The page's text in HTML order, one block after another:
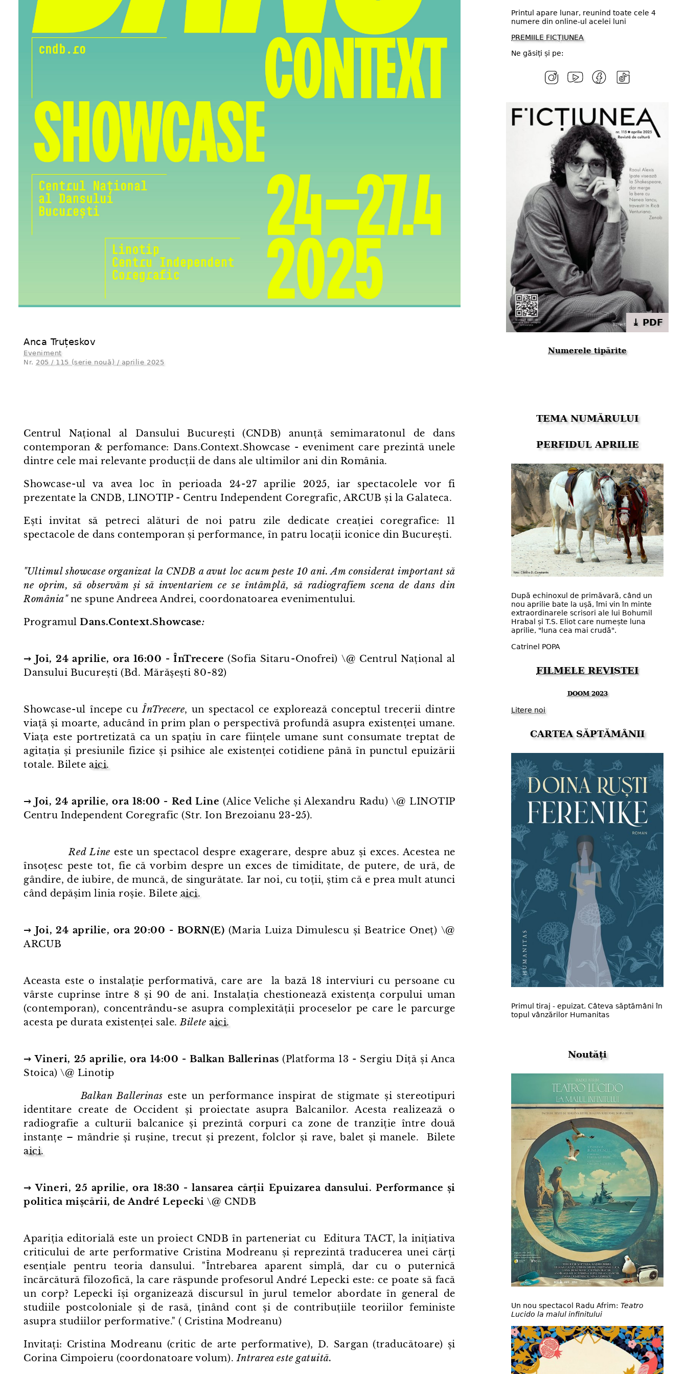
Anca Truțeskov
Eveniment
Nr. 205 / 115 (serie nouă) / aprilie 2025
Centrul Național al Dansului București (CNDB) anunță semimaratonul de dans
contemporan & perfomance: Dans.Context.Showcase - eveniment care prezintă unele
dintre cele mai relevante producții de dans ale ultimilor ani din România.
Showcase⁠-⁠ul va avea loc în perioada 24⁠-⁠27 aprilie 2025, iar spectacolele vor fi
prezentate la CNDB, LINOTIP - Centru Independent Coregrafic, ARCUB și la Galateca.
Ești invitat să petreci alături de noi patru zile dedicate creației coregrafice: 11
spectacole de dans contemporan și performance, în patru locații iconice din București.
"Ultimul showcase organizat la CNDB a avut loc acum peste 10 ani. Am considerat important să
ne oprim, să observăm și să inventariem ce se întâmplă, să radiografiem scena de dans din
România"ne spune Andreea Andrei, coordonatoarea evenimentului.
ProgramulDans.Context.Showcase:
→ Joi, 24 aprilie, ora 16:00 - ÎnTrecere (Sofia Sitaru⁠-⁠Onofrei) \@ Centrul Național al
Dansului București (Bd. Mărășești 80⁠-⁠82)
Showcase⁠-⁠ul începe cuÎnTrecere, un spectacol ce explorează conceptul trecerii dintre
viață și moarte, aducând în prim plan o perspectivă profundă asupra existenței umane.
Viața este portretizată ca un spațiu în care ființele umane sunt consumate treptat de
agitația și presiunile fizice și psihice ale existenței cotidiene până în punctul epuizării
totale. Bileteaici.
→Joi, 24 aprilie, ora 18:00 - Red Line (Alice Veliche și Alexandru Radu) \@ LINOTIP
Centru Independent Coregrafic (Str. Ion Brezoianu 23⁠-⁠25).
Red Line este un spectacol despre exagerare, despre abuz și exces. Acestea ne
însoțesc peste tot, fie că vorbim despre un exces de timiditate, de putere, de ură, de
gândire, de iubire, de muncă, de singurătate. Iar noi, cu toții, știm că e prea mult atunci
când depășim linia roșie. Bilete aici.
→ Joi, 24 aprilie, ora 20:00 - BORN(E) (Maria Luiza Dimulescu și Beatrice Oneț) \@
ARCUB
Aceasta este o instalație performativă, care are la bază 18 interviuri cu persoane cu
vârste cuprinse între 8 și 90 de ani. Instalația chestionează existența corpului uman
(contemporan), concentrându⁠-⁠se asupra complexității proceselor pe care le parcurge
acesta pe durata existenței sale.Bilete aici.
→Vineri, 25 aprilie, ora 14:00 - Balkan Ballerinas (Platforma 13 - Sergiu Diță și Anca
Stoica) \@ Linotip
Balkan Ballerinas este un performance inspirat de stigmate și stereotipuri
identitare create de Occident și proiectate asupra Balcanilor. Acesta realizează o
radiografie a culturii balcanice și prezintă corpuri ca zone de tranziție între două
instanțe – mândrie și rușine, trecut și prezent, folclor și rave, balet și manele. Bilete
aici.
→Vineri, 25 aprilie, ora 18:30 - lansarea cărții Epuizarea dansului. Performance și
politica mișcării, de André Lepecki \@ CNDB
Apariția editorială este un proiect CNDB în parteneriat cu Editura TACT, la inițiativa
criticului de arte performative Cristina Modreanu și reprezintă traducerea unei cărți
esențiale pentru teoria dansului. "Întrebarea aparent simplă, dar cu o puternică
încărcătură filozofică, la care răspunde profesorul André Lepecki este: ce poate să facă
un corp? Lepecki își organizează discursul în jurul temelor abordate în general de
studiile postcoloniale și de rasă, ținând cont și de contribuțiile teoriilor feministe
asupra studiilor performative." ( Cristina Modreanu)
Invitați: Cristina Modreanu (critic de arte performative), D. Sargan (traducătoare) și
Corina Cimpoieru (coordonatoare volum).Intrarea este gatuită.
Printul apare lunar, reunind toate cele 4
numere din online-ul acelei luni
PREMIILE FICȚIUNEA
Ne găsiți și pe:
⤓ PDF
Numerele tipărite
TEMA NUMĂRULUI
PERFIDUL APRILIE
După echinoxul de primăvară, când un
nou aprilie bate la ușă, îmi vin în minte
extraordinarele scrisori ale lui Bohumil
Hrabal și T.S. Eliot care numește luna
aprilie, "luna cea mai crudă".
Catrinel POPA
FILMELE REVISTEI
DOOM 2023
Litere noi
CARTEA SĂPTĂMÂNII
Primul tiraj - epuizat. Câteva săptămâni în
topul vânzărilor Humanitas
Noutăți
Un nou spectacol Radu Afrim: Teatro
Lucido la malul infinitului